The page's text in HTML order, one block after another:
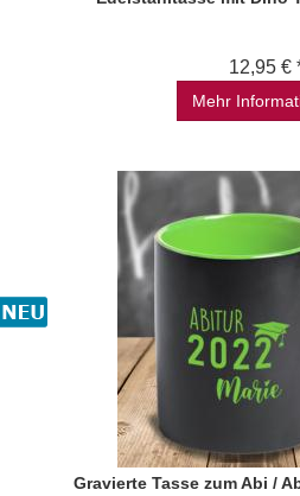
12,95 €
Mehr
Gravierte Tasse zum Abi /